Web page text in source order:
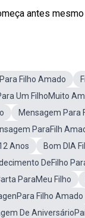
antes
Filho Amado
Um FilhoMuito
Mensagem Para
ParaFilh
Anos Bom DIA
DeFilho
ParaMeu Filho
Filho Amado
De